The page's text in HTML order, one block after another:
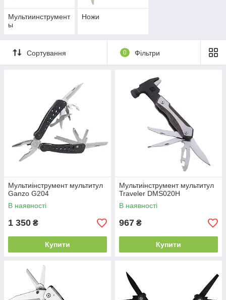
Мультиинструмент
ы
Ножи
Сортування 0 Фільтри
Мультиінструмент мультитул
Ganzo G204
В наявності
1 350 ₴
Купити
Мультиінструмент мультитул
Traveler DMS020H
В наявності
967 ₴
Купити